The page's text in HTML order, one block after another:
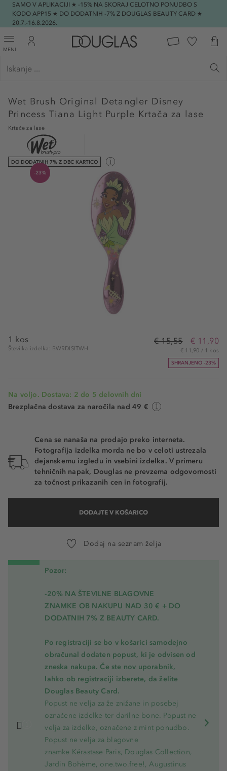
SAMO V APLIKACIJI ★ -15% NA SKORAJ CELOTNO PONUDBO S
KODO APP15 ★ DO DODATNIH -7% Z DOUGLAS BEAUTY CARD ★
20.7.-16.8.2026.
MENI
Wet Brush Original Detangler Disney
Princess Tiana Light Purple Krtača za lase
Krtače za lase
DO DODATNIH 7% Z DBC KARTICO
-23%
1 kos
Številka izdelka: BWRDISITWH
€ 15,55 € 11,90
€ 11,90 / 1 kos
SHRANJENO -23%
Na voljo. Dostava: 2 do 5 delovnih dni
Brezplačna dostava za naročila nad 49 €
Cena se nanaša na prodajo preko interneta.
Fotografija izdelka morda ne bo v celoti ustrezala
dejanskemu izgledu in vsebini izdelka. V primeru
tehničnih napak, Douglas ne prevzema odgovornosti
za točnost prikazanih cen in fotografij.
DODAJTE V KOŠARICO
Dodaj na seznam želja
Pozor:
-20% NA ŠTEVILNE BLAGOVNE
ZNAMKE OB NAKUPU NAD 30 € + DO
DODATNIH 7% Z BEAUTY CARD.
Po registraciji se bo v košarici samodejno
obračunal dodaten popust, ki je odvisen od
zneska nakupa. Če ste nov uporabnik,
lahko ob registraciji izberete, da želite
Douglas Beauty Card.
Popust ne velja za že znižane in posebej
označene izdelke ter darilne bone. Popust ne
velja za izdelke, označene z mint ponudbo.
Popust ne velja za blagovne
znamke Kérastase Paris, Douglas Collection,
Jardin Bohème, one.two.free!, Augustinus